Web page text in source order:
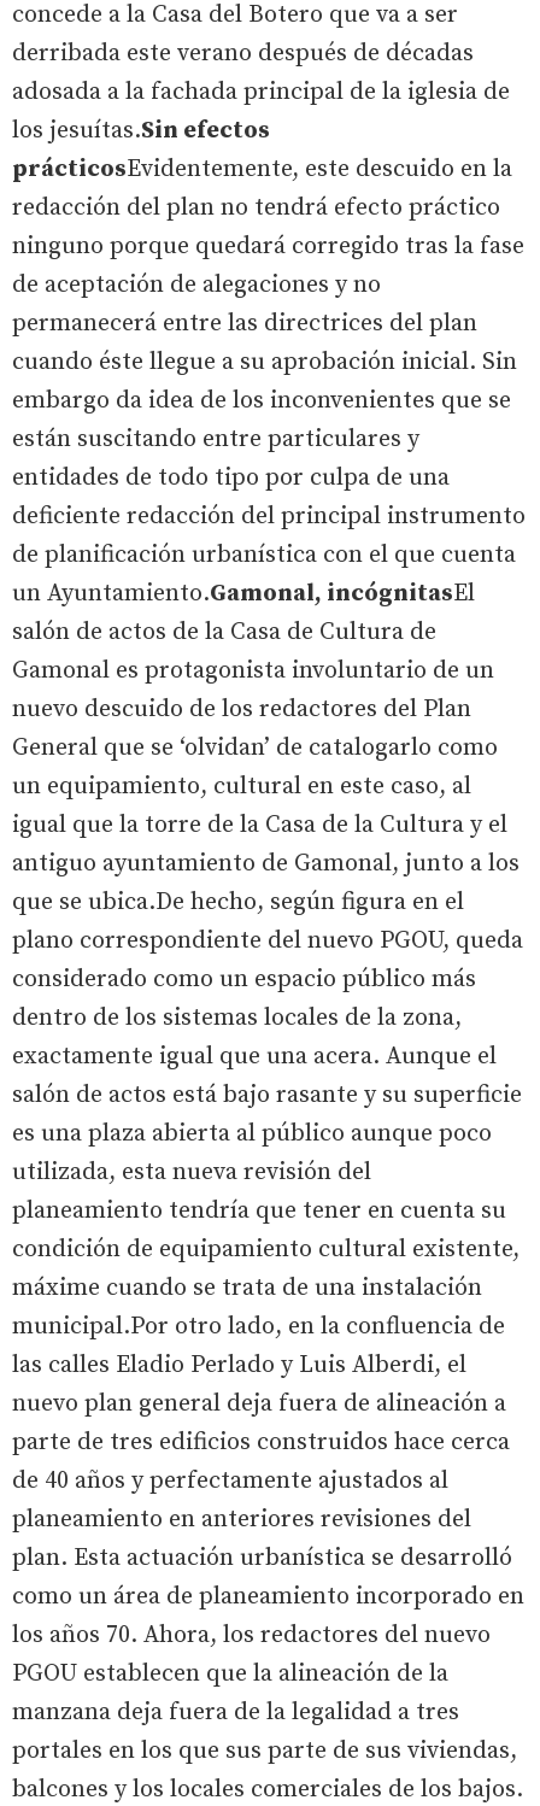
concede a la Casa del Botero que va a ser
derribada este verano después de décadas
adosada a la fachada principal de la iglesia de
los jesuítas.Sin efectos
prácticosEvidentemente, este descuido en la
redacción del plan no tendrá efecto práctico
ninguno porque quedará corregido tras la fase
de aceptación de alegaciones y no
permanecerá entre las directrices del plan
cuando éste llegue a su aprobación inicial. Sin
embargo da idea de los inconvenientes que se
están suscitando entre particulares y
entidades de todo tipo por culpa de una
deficiente redacción del principal instrumento
de planificación urbanística con el que cuenta
un Ayuntamiento.Gamonal, incógnitasEl
salón de actos de la Casa de Cultura de
Gamonal es protagonista involuntario de un
nuevo descuido de los redactores del Plan
General que se ‘olvidan’ de catalogarlo como
un equipamiento, cultural en este caso, al
igual que la torre de la Casa de la Cultura y el
antiguo ayuntamiento de Gamonal, junto a los
que se ubica.De hecho, según figura en el
plano correspondiente del nuevo PGOU, queda
considerado como un espacio público más
dentro de los sistemas locales de la zona,
exactamente igual que una acera. Aunque el
salón de actos está bajo rasante y su superficie
es una plaza abierta al público aunque poco
utilizada, esta nueva revisión del
planeamiento tendría que tener en cuenta su
condición de equipamiento cultural existente,
máxime cuando se trata de una instalación
municipal.Por otro lado, en la confluencia de
las calles Eladio Perlado y Luis Alberdi, el
nuevo plan general deja fuera de alineación a
parte de tres edificios construidos hace cerca
de 40 años y perfectamente ajustados al
planeamiento en anteriores revisiones del
plan. Esta actuación urbanística se desarrolló
como un área de planeamiento incorporado en
los años 70. Ahora, los redactores del nuevo
PGOU establecen que la alineación de la
manzana deja fuera de la legalidad a tres
portales en los que sus parte de sus viviendas,
balcones y los locales comerciales de los bajos.